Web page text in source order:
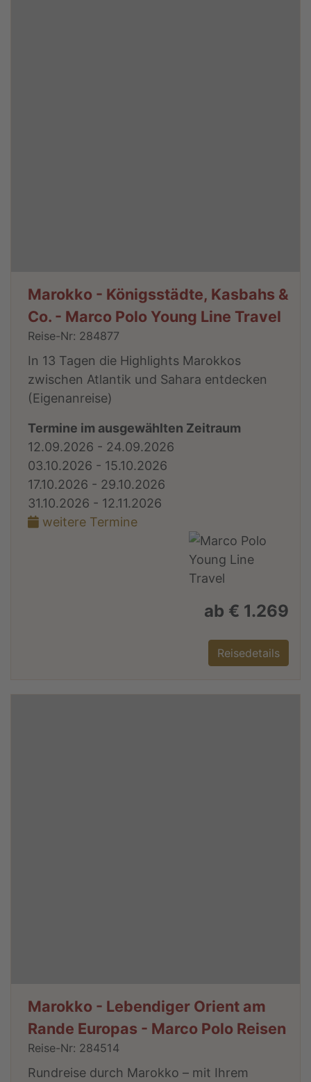
Marokko - Königsstädte, Kasbahs &
Co. - Marco Polo Young Line Travel
Reise-Nr: 284877
In 13 Tagen die Highlights Marokkos
zwischen Atlantik und Sahara entdecken
(Eigenanreise)
Termine im ausgewählten Zeitraum
12.09.2026 - 24.09.2026
03.10.2026 - 15.10.2026
17.10.2026 - 29.10.2026
31.10.2026 - 12.11.2026
weitere Termine
ab € 1.269
Reisedetails
Marokko - Lebendiger Orient am
Rande Europas - Marco Polo Reisen
Reise-Nr: 284514
Rundreise durch Marokko – mit Ihrem